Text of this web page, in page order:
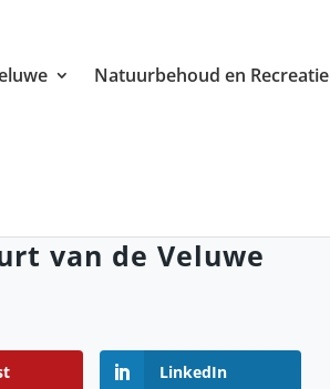
Natuurbehoud en Recreatie
van de Veluwe
LinkedIn